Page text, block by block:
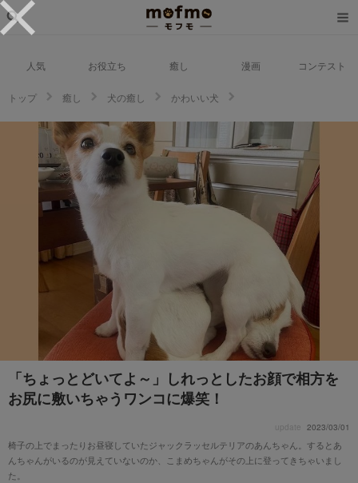
人気 お役立ち 癒し 漫画 コンテスト
トップ 癒し 犬の癒し
かわいい犬
に爆笑！
「ちょっとどいてよ～」しれっとしたお顔で相方を
お尻に敷いちゃうワンコに爆笑！
update 2023/03/01
椅子の上でまったりお昼寝していたジャックラッセルテリアのあんちゃん。するとあ
んちゃんがいるのが見えていないのか、こまめちゃんがその上に登ってきちゃいまし
た。